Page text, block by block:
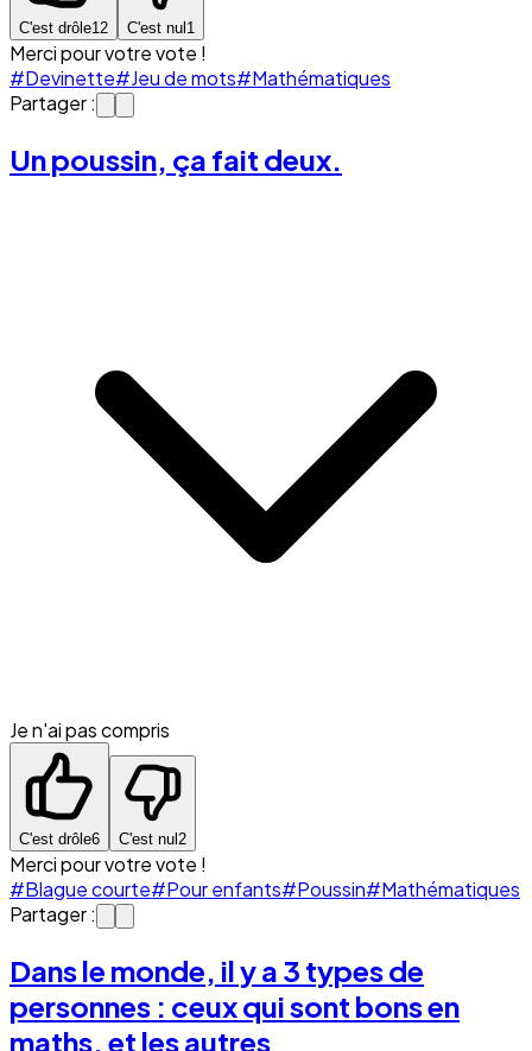
C'est drôle12 C'est nul1
Merci pour votre vote !
#Devinette#Jeu de mots#Mathématiques
Partager :
Un poussin, ça fait deux.
Je n'ai pas compris
C'est drôle6 C'est nul 2
Merci pour votre vote !
#Blague courte#Pour enfants#Poussin#Mathématiques
Partager :
Dans le monde, il y a 3 types de
personnes : ceux qui sont bons en
maths, et les autres